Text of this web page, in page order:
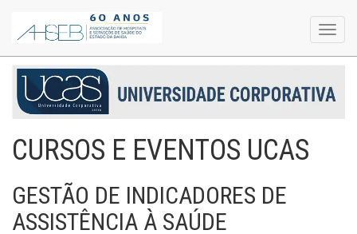
CURSOS E EVENTOS UCAS
GESTÃO DE INDICADORES DE
ASSISTÊNCIA À SAÚDE